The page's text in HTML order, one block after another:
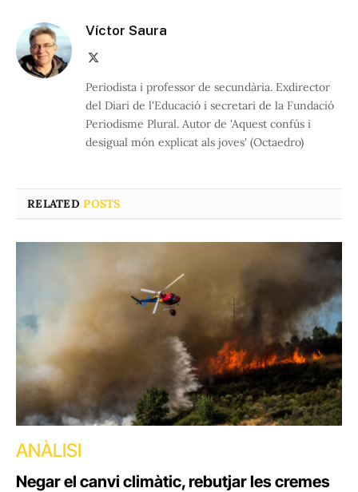
Víctor Saura
Periodista i professor de secundària. Exdirector
del Diari de l'Educació i secretari de la Fundació
Periodisme Plural. Autor de 'Aquest confús i
desigual món explicat als joves' (Octaedro)
RELATEDPOSTS
ANÀLISI
Negar el canvi climàtic, rebutjar les cremes